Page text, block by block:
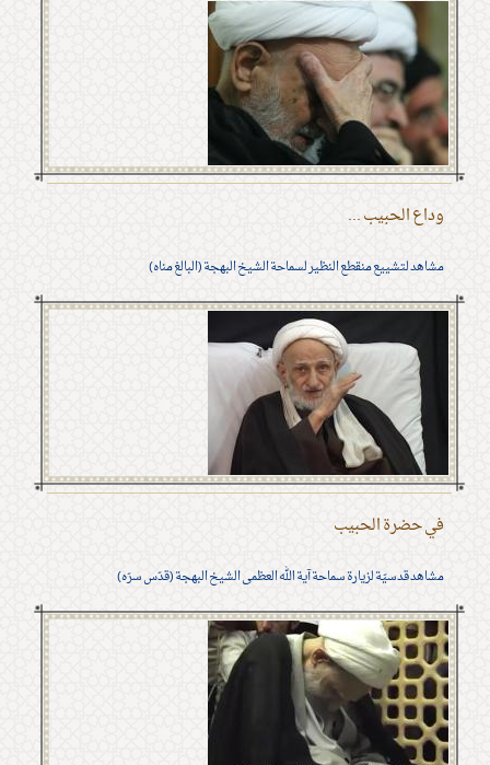
وداع الحبيب ...
مشاهد لتشييع منقطع النظير لسماحة الشيخ البهجة (البالغ مناه)
في حضرة الحبيب
مشاهد قدسيّة لزيارة سماحة آية الله العظمى الشيخ البهجة (قدّس سرّه)